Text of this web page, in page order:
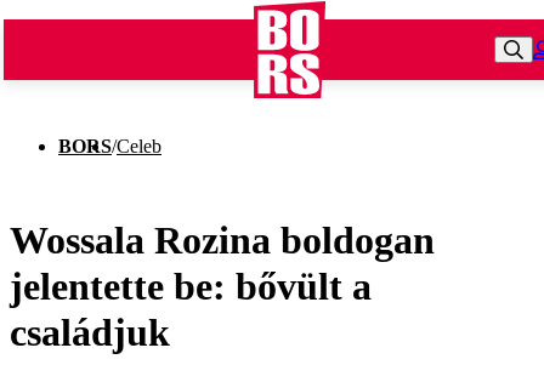
BORS/Celeb
Wossala Rozina boldogan
jelentette be: bővült a
családjuk